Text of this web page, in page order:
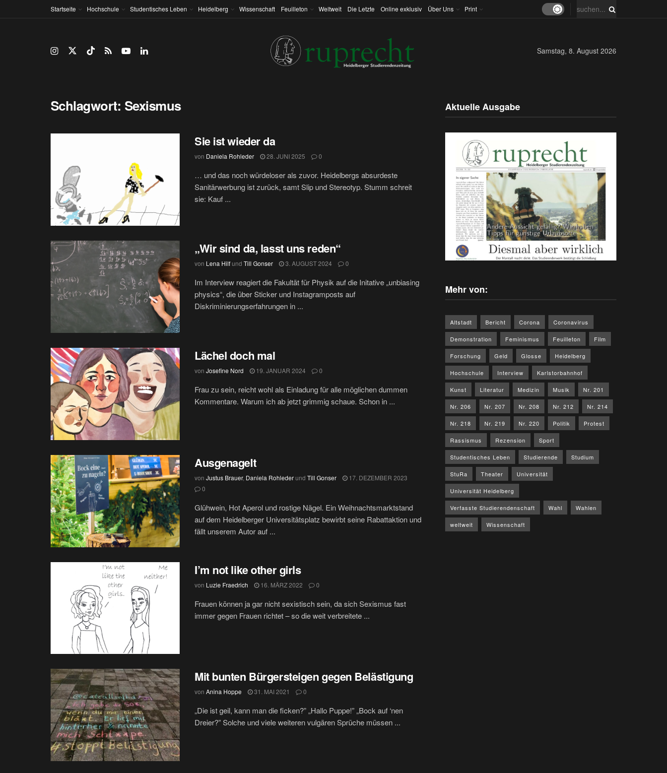
Startseite Hochschule Studentisches Leben Heidelberg Wissenschaft Feuilleton Weltweit Die Letzte Online exklusiv Über Uns Print
Samstag, 8. August 2026
Schlagwort: Sexismus
Sie ist wieder da
von Daniela Rohleder 28. JUNI 2025 0
… und das noch würdeloser als zuvor. Heidelbergs absurdeste
Sanitärwerbung ist zurück, samt Slip und Stereotyp. Stumm schreit
sie: Kauf ...
„Wir sind da, lasst uns reden“
von Lena Hilfund Till Gonser 3. AUGUST 2024 0
Im Interview reagiert die Fakultät für Physik auf die Initative „unbiasing
physics“, die über Sticker und Instagramposts auf
Diskriminierungserfahrungen in ...
Lächel doch mal
von Josefine Nord 19. JANUAR 2024 0
Frau zu sein, reicht wohl als Einladung für alle möglichen dummen
Kommentare. Warum ich ab jetzt grimmig schaue. Schon in ...
Ausgenagelt
von Justus Brauer, Daniela Rohlederund Till Gonser
17. DEZEMBER 2023
0
Glühwein, Hot Aperol und rostige Nägel. Ein Weihnachtsmarktstand
auf dem Heidelberger Universitätsplatz bewirbt seine Rabattaktion und
fällt unserem Autor auf ...
I’m not like other girls
von Luzie Fraedrich 16. MÄRZ 2022 0
Frauen können ja gar nicht sexistisch sein, da sich Sexismus fast
immer gegen Frauen richtet – so die weit verbreitete ...
Mit bunten Bürgersteigen gegen Belästigung
von Anina Hoppe 31. MAI 2021 0
„Die ist geil, kann man die ficken?” „Hallo Puppe!” „Bock auf ‘nen
Dreier?” Solche und viele weiteren vulgären Sprüche müssen ...
Aktuelle Ausgabe
Mehr von:
Altstadt Bericht Corona Coronavirus
Demonstration Feminismus Feuilleton Film
Forschung Geld Glosse Heidelberg
Hochschule Interview Karlstorbahnhof
Kunst Literatur Medizin Musik Nr. 201
Nr. 206 Nr. 207 Nr. 208 Nr. 212 Nr. 214
Nr. 218 Nr. 219 Nr. 220 Politik Protest
Rassismus Rezension Sport
Studentisches Leben Studierende Studium
StuRa Theater Universität
Universität Heidelberg
Verfasste Studierendenschaft Wahl Wahlen
weltweit Wissenschaft